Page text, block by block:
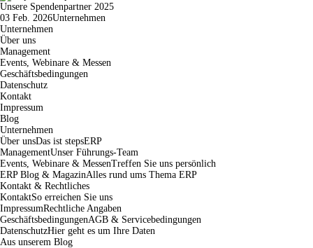
Unsere Spendenpartner 2025
03 Feb. 2026Unternehmen
Unternehmen
Über uns
Management
Events, Webinare & Messen
Geschäftsbedingungen
Datenschutz
Kontakt
Impressum
Blog
Unternehmen
Über unsDas ist stepsERP
ManagementUnser Führungs-Team
Events, Webinare & MessenTreffen Sie uns persönlich
ERP Blog & MagazinAlles rund ums Thema ERP
Kontakt & Rechtliches
KontaktSo erreichen Sie uns
ImpressumRechtliche Angaben
GeschäftsbedingungenAGB & Servicebedingungen
DatenschutzHier geht es um Ihre Daten
Aus unserem Blog